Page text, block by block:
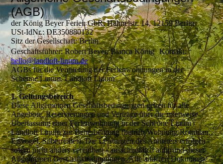
(AGB)
der König Beyer Ferien GbR, Hähnelstr. 14, 12159 Berlin
USt-IdNr.: DE350880132
Sitz der Gesellschaft: Berlin
Geschäftsführer: Robert Beyer, Bianca König Kontakt:
hello@landloft-linum.de
AGBs für die Vermietung der Ferienwohnungen in der
Scheune Linum, Landloft Linum
1. Geltungsbereich
Diese Allgemeinen Geschäftsbedingungen gelten für alle
Angebote, Reservierungen und Verträge über die mietweise
Überlassung einer Ferienwohnung in der Scheune Linum /
Landloft Linum zur Beherbergung (betrifft Wohnung Rotmilan,
Eisvogel, Silberreiher). Die Leistungen des Anbieters erfolgen -
sofern nicht anders vereinbart - ausschließlich aufgrund dieser
Allgemeinen Geschäftsbedingungen. Alle anderen Dokumente